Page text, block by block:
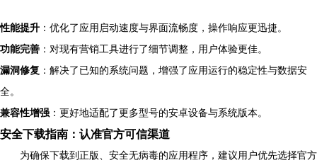
性能提升 ：优化了应用启动速度与界面流畅度，操作响应更迅捷。
功能完善 ：对现有营销工具进行了细节调整，用户体验更佳。
漏洞修复 ：解决了已知的系统问题，增强了应用运行的稳定性与数据安
全。
兼容性增强 ：更好地适配了更多型号的安卓设备与系统版本。
安全下载指南：认准官方可信渠道
为确保下载到正版、安全无病毒的应用程序，建议用户优先选择官方